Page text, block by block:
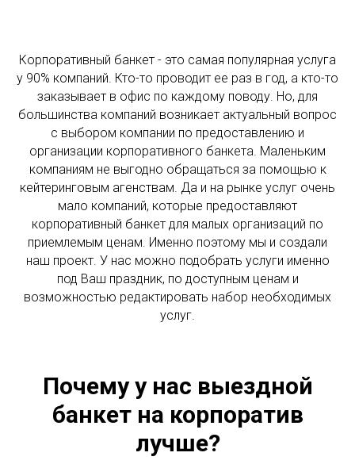
Корпоративный банкет - это самая популярная услуга
у 90% компаний. Кто-то проводит ее раз в год, а кто-то
заказывает в офис по каждому поводу. Но, для
большинства компаний возникает актуальный вопрос
с выбором компании по предоставлению и
организации корпоративного банкета. Маленьким
компаниям не выгодно обращаться за помощью к
кейтеринговым агенствам. Да и на рынке услуг очень
мало компаний, которые предоставляют
корпоративный банкет для малых организаций по
приемлемым ценам. Именно поэтому мы и создали
наш проект. У нас можно подобрать услуги именно
под Ваш праздник, по доступным ценам и
возможностью редактировать набор необходимых
услуг.
Почему у нас выездной
банкет на корпоратив
лучше?